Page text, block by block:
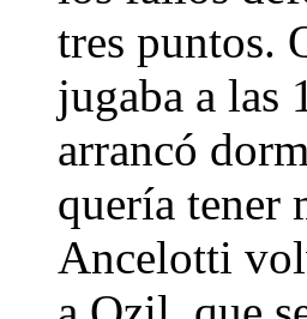
tres puntos.
jugaba a las
arrancó
quería tener
Ancelotti